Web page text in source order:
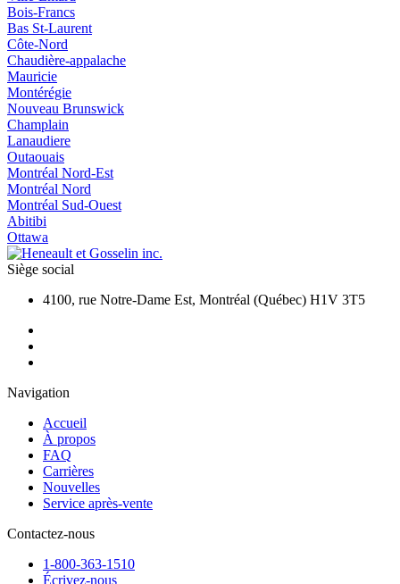
Bois-Francs
Bas St-Laurent
Côte-Nord
Chaudière-appalache
Mauricie
Montérégie
Nouveau Brunswick
Champlain
Lanaudiere
Outaouais
Montréal Nord-Est
Montréal Nord
Montréal Sud-Ouest
Abitibi
Ottawa
Siège social
4100, rue Notre-Dame Est, Montréal (Québec) H1V 3T5
Navigation
Accueil
À propos
FAQ
Carrières
Nouvelles
Service après-vente
Contactez-nous
1-800-363-1510
Écrivez-nous